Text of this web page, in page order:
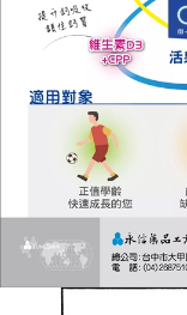
２．關於個人資料處理
https://aftee.tw/terms/
３．未成年的使用者請
「AFTEE先享後付」，
任。
４．使用「AFTEE先享
時審查核予不同之上限
請求用戶進行身份認證。
５．嚴禁一人註冊多個
恩沛科技股份有限公司